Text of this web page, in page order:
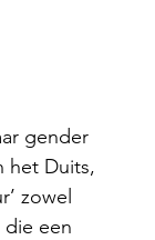
gender
het Duits,
zowel
die een